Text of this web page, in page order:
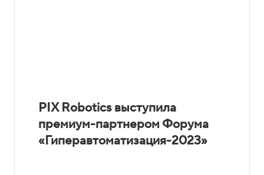
PIX Robotics выступила
премиум-партнером Форума
«Гиперавтоматизация-2023»